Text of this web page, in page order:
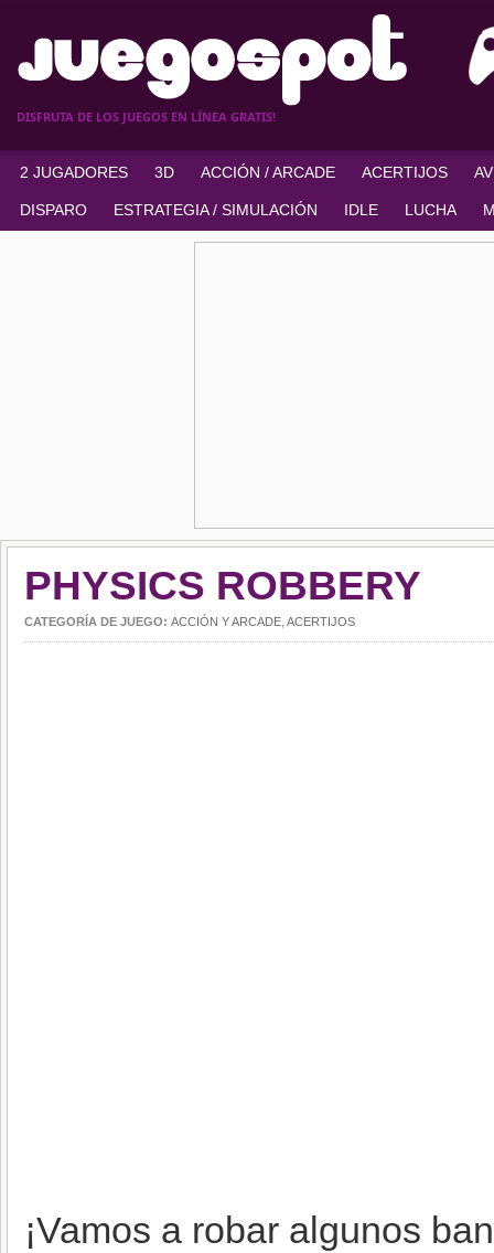
DISFRUTA DE LOS JUEGOS EN LÍNEA GRATIS!
2 JUGADORES 3D ACCIÓN / ARCADE ACERTIJOS
DISPARO ESTRATEGIA / SIMULACIÓN IDLE LUCHA
PHYSICS ROBBERY
CATEGORÍA DE JUEGO: ACCIÓN Y ARCADE ACERTIJOS
¡Vamos a robar algunos